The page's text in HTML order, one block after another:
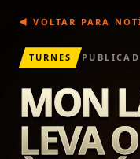
Eventos
Minha Conta
Contato
◀ VOLTAR PARA
TURNES
MON
LEVA